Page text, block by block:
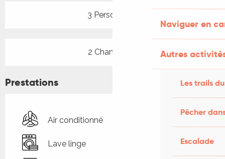
Naviguer en
Autres
Les trails
Pêcher
Escalade
3 Personne(s)
2 Chambre(s)
Prestations
Air conditionné
Lave linge